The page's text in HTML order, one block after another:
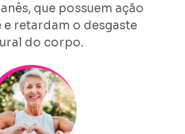
que possuem ação
retardam o desgaste
do corpo.